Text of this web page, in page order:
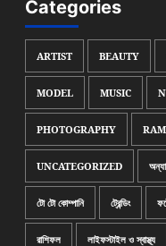
Categories
ARTIST BEAUTY
MODEL MUSIC
PHOTOGRAPHY
UNCATEGORIZED
টো টো কোম্পানি ট্রেন্ডিং
রাশিফল লাইফস্টাইল ও স্বাস্থ্য